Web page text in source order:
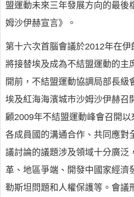
盟運動未來三年發展方向的最後
姆沙伊赫宣言》。
第十六次首腦會議於2012年在
將接替埃及成為不結盟運動的主
開前，不結盟運動協調局部長級
埃及紅海海濱城市沙姆沙伊赫召
顧2009年不結盟運動峰會召開
各成員國的溝通合作、共同應對
議討論的議題涉及領域十分廣泛
革、地區爭端、開發中國家經濟
勒斯坦問題和人權保護等。會議